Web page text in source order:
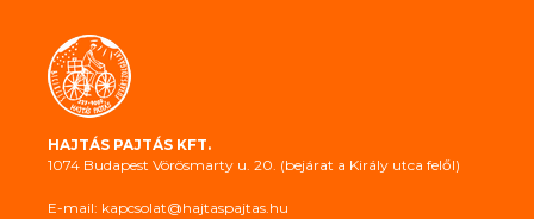
HAJTÁS PAJTÁS KFT.
1074 Budapest Vörösmarty u. 20. (bejárat a Király utca felől)
E-mail: kapcsolat@hajtaspajtas.hu